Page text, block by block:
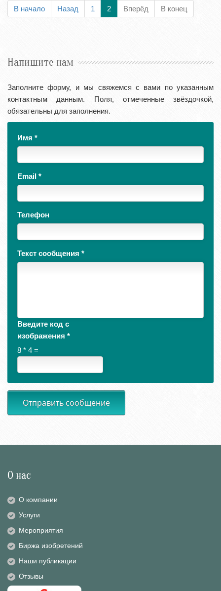
В начало Назад 1 2 Вперёд В конец
Напишите нам
Заполните форму, и мы свяжемся с вами по указанным
контактным данным. Поля, отмеченные звёздочкой,
обязательны для заполнения.
Имя *
Email *
Телефон
Текст сообщения *
Введите код с
изображения *
8 * 4 =
Отправить сообщение
О нас
О компании
Услуги
Мероприятия
Биржа изобретений
Наши публикации
Отзывы